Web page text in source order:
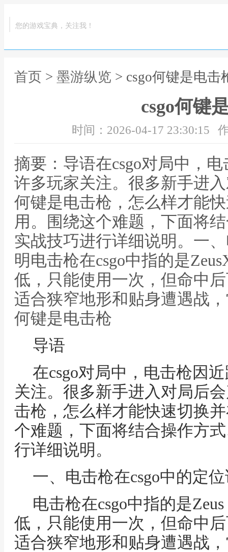
您的游戏宝典，关注我！
首页 > 墨游纵览 > csgo何键是电击
csgo何键
时间：2026-04-17 23:30:15
摘要：导语在csgo对局中，
许多玩家关注。很多新手进
何键是电击枪，怎么样才能
用。围绕这个难题，下面将
实战技巧进行详细说明。一
明电击枪在csgo中指的是
低，只能使用一次，但命中
适合狭窄地形和贴身遭遇战
何键是电击枪
导语
在csgo对局中，电击枪因
关注。很多新手进入对局后
击枪，怎么样才能快速切换
个难题，下面将结合操作方
行详细说明。
一、电击枪在csgo中的定
电击枪在csgo中指的是
低，只能使用一次，但命中
适合狭窄地形和贴身遭遇战